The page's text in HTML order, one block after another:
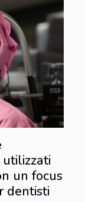
un focus
dentisti